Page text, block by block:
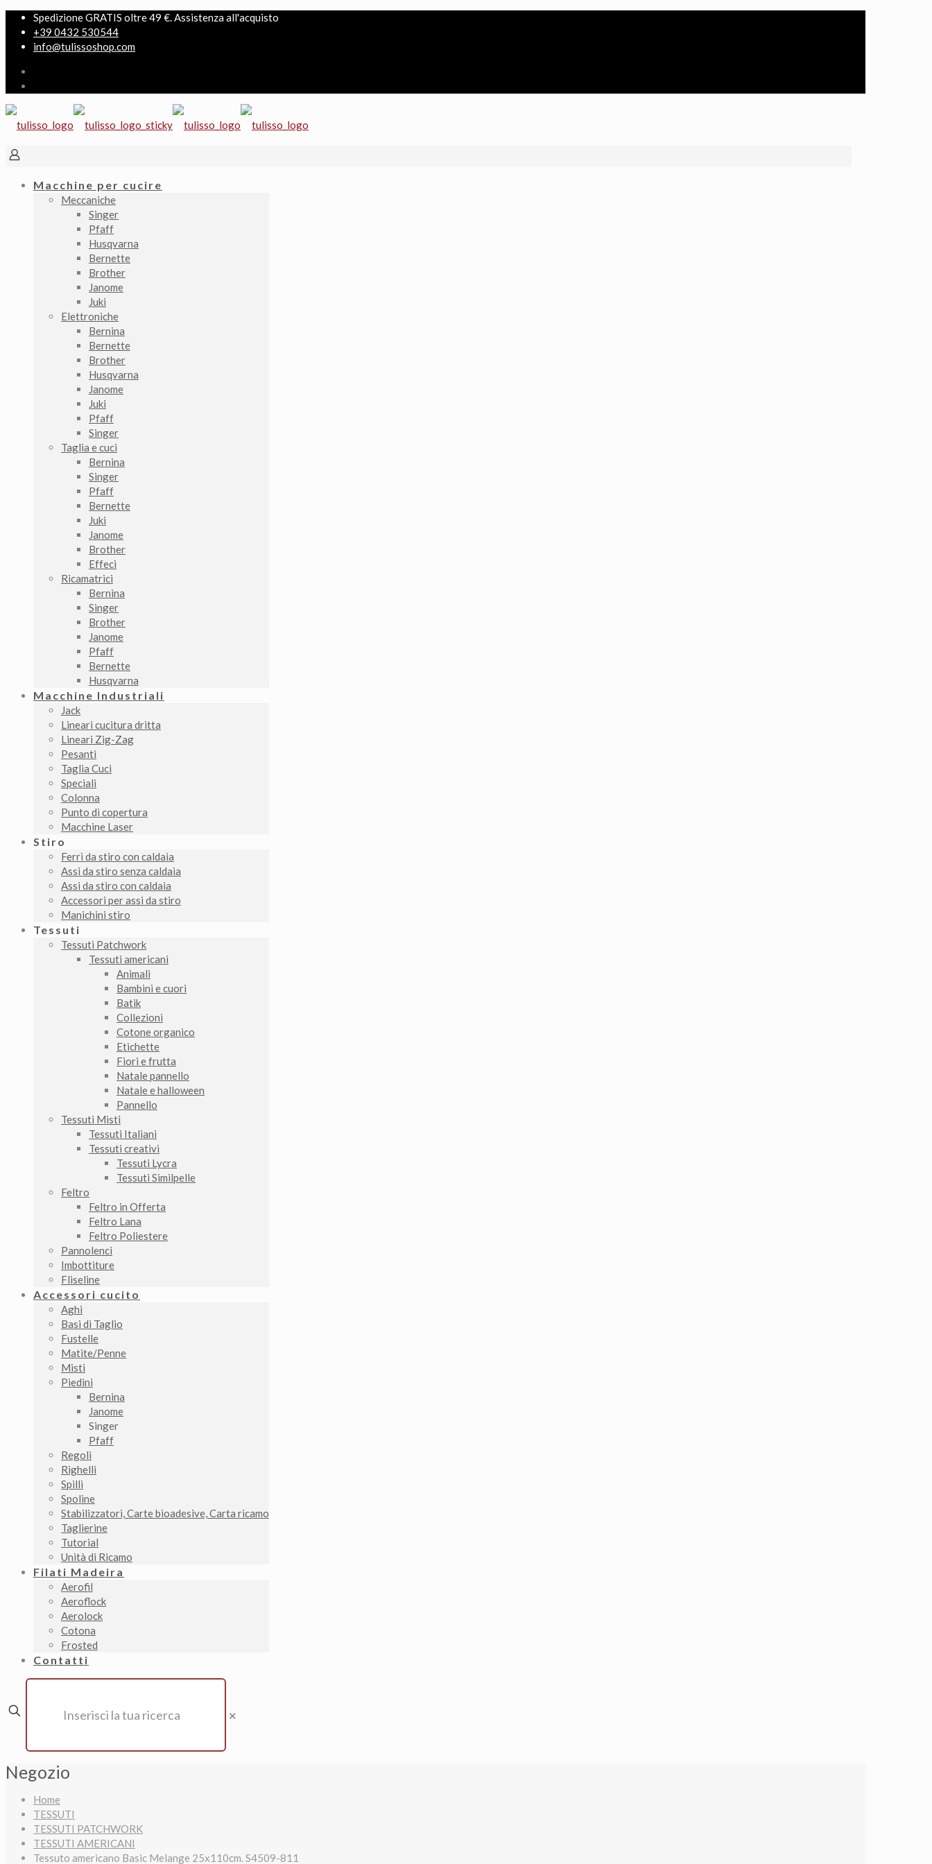
Spedizione GRATIS oltre 49 €. Assistenza all'acquisto
+39 0432 530544
info@tulissoshop.com
Macchine per cucire
Meccaniche
Singer
Pfaff
Husqvarna
Bernette
Brother
Janome
Juki
Elettroniche
Bernina
Bernette
Brother
Husqvarna
Janome
Juki
Pfaff
Singer
Taglia e cuci
Bernina
Singer
Pfaff
Bernette
Juki
Janome
Brother
Effeci
Ricamatrici
Bernina
Singer
Brother
Janome
Pfaff
Bernette
Husqvarna
Macchine Industriali
Jack
Lineari cucitura dritta
Lineari Zig-Zag
Pesanti
Taglia Cuci
Speciali
Colonna
Punto di copertura
Macchine Laser
Stiro
Ferri da stiro con caldaia
Assi da stiro senza caldaia
Assi da stiro con caldaia
Accessori per assi da stiro
Manichini stiro
Tessuti
Tessuti Patchwork
Tessuti americani
Animali
Bambini e cuori
Batik
Collezioni
Cotone organico
Etichette
Fiori e frutta
Natale pannello
Natale e halloween
Pannello
Tessuti Misti
Tessuti Italiani
Tessuti creativi
Tessuti Lycra
Tessuti Similpelle
Feltro
Feltro in Offerta
Feltro Lana
Feltro Poliestere
Pannolenci
Imbottiture
Fliseline
Accessori cucito
Aghi
Basi di Taglio
Fustelle
Matite/Penne
Misti
Piedini
Bernina
Janome
Singer
Pfaff
Regoli
Righelli
Spilli
Spoline
Stabilizzatori, Carte bioadesive, Carta ricamo
Taglierine
Tutorial
Unità di Ricamo
Filati Madeira
Aerofil
Aeroflock
Aerolock
Cotona
Frosted
Contatti
✕
Negozio
Home
TESSUTI
TESSUTI PATCHWORK
TESSUTI AMERICANI
Tessuto americano Basic Melange 25x110cm. S4509-811